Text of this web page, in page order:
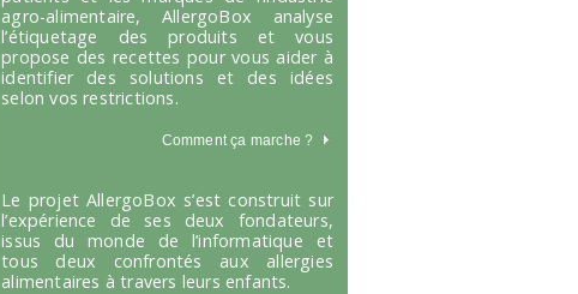
agro-alimentaire, AllergoBox analyse
l’étiquetage des produits et vous
propose des recettes pour vous aider à
identifier des solutions et des idées
selon vos restrictions.
Comment ça marche ?
Le projet AllergoBox s’est construit sur
l’expérience de ses deux fondateurs,
issus du monde de l’informatique et
tous deux confrontés aux allergies
alimentaires à travers leurs enfants.